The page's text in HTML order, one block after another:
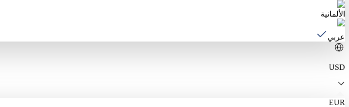
الألمانية
عربي
USD
EUR